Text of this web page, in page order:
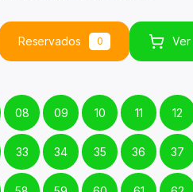
Reservados 0 Ver
08 09 10 11 12
33 34 35 36 37